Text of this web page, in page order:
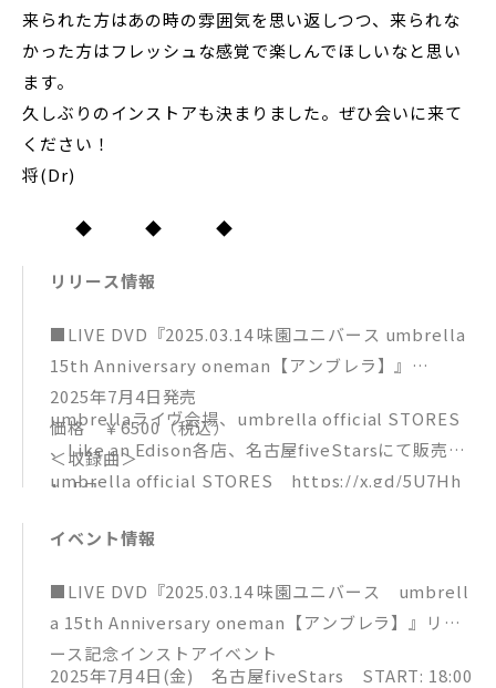
来られた方はあの時の雰囲気を思い返しつつ、来られな
かった方はフレッシュな感覚で楽しんでほしいなと思い
ます。
久しぶりのインストアも決まりました。ぜひ会いに来て
ください！
将(Dr)
◆ ◆ ◆
リリース情報
■LIVE DVD『2025.03.14 味園ユニバース umbrella
15th Anniversary oneman【アンブレラ】』
2025年7月4日発売
価格 ￥6500（税込）
＜収録曲＞
1.「月」
3.Frontier
4.リビドー
5.モノクローム
6.傘はいらない。
7.anima
umbrellaライヴ会場、umbrella official STORES
、Like an Edison各店、名古屋fiveStarsにて販売
umbrella official STORES https://x.gd/5U7Hh
イベント情報
■LIVE DVD『2025.03.14 味園ユニバース umbrell
a 15th Anniversary oneman【アンブレラ】』リリ
ース記念インストアイベント
2025年7月4日(金) 名古屋fiveStars START: 18:00